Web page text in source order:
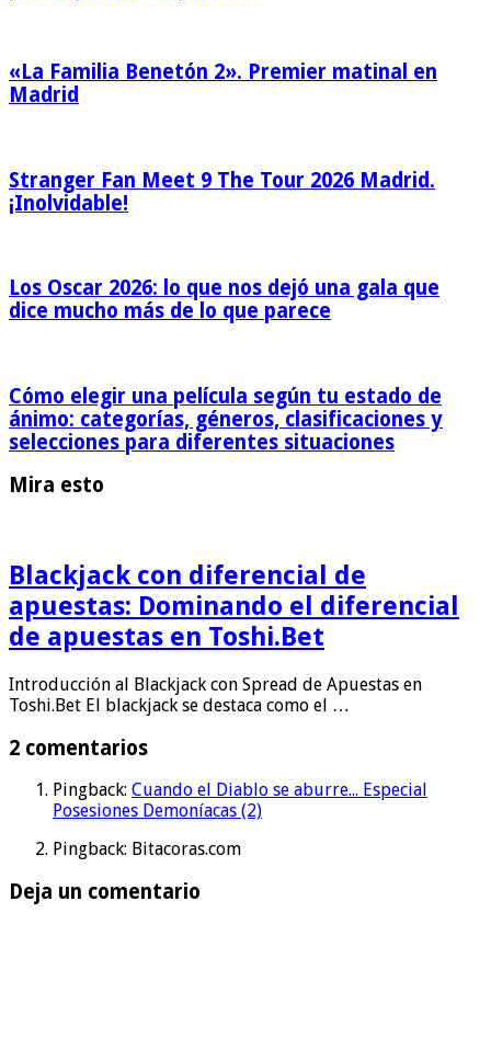
«La Familia Benetón 2». Premier matinal en
Madrid
Stranger Fan Meet 9 The Tour 2026 Madrid.
¡Inolvidable!
Los Oscar 2026: lo que nos dejó una gala que
dice mucho más de lo que parece
Cómo elegir una película según tu estado de
ánimo: categorías, géneros, clasificaciones y
selecciones para diferentes situaciones
Mira esto
Blackjack con diferencial de
apuestas: Dominando el diferencial
de apuestas en Toshi.Bet
Introducción al Blackjack con Spread de Apuestas en
Toshi.Bet El blackjack se destaca como el …
2 comentarios
Pingback: Cuando el Diablo se aburre... Especial
Posesiones Demoníacas (2)
Pingback: Bitacoras.com
Deja un comentario